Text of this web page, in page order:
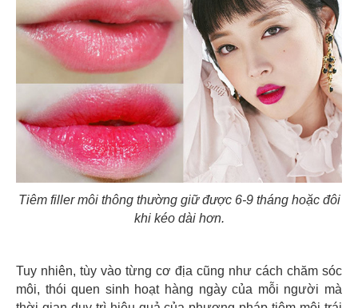
Tiêm filler môi thông thường giữ được 6-9 tháng hoặc đôi
khi kéo dài hơn.
Tuy nhiên, tùy vào từng cơ địa cũng như cách chăm sóc
môi, thói quen sinh hoạt hàng ngày của mỗi người mà